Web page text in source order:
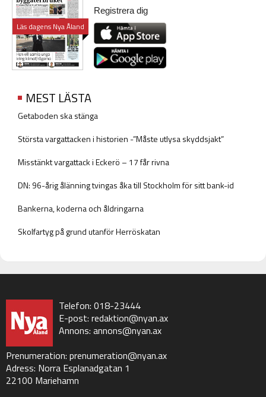
Läs dagens Nya Åland
Registrera dig
MEST LÄSTA
Getaboden ska stänga
Största vargattacken i historien -”Måste utlysa skyddsjakt”
Misstänkt vargattack i Eckerö – 17 får rivna
DN: 96-årig ålänning tvingas åka till Stockholm för sitt bank-id
Bankerna, koderna och åldringarna
Skolfartyg på grund utanför Herröskatan
Telefon: 018-23444
E-post: redaktion@nyan.ax
Annons: annons@nyan.ax
Prenumeration: prenumeration@nyan.ax
Adress: Norra Esplanadgatan 1
22100 Mariehamn